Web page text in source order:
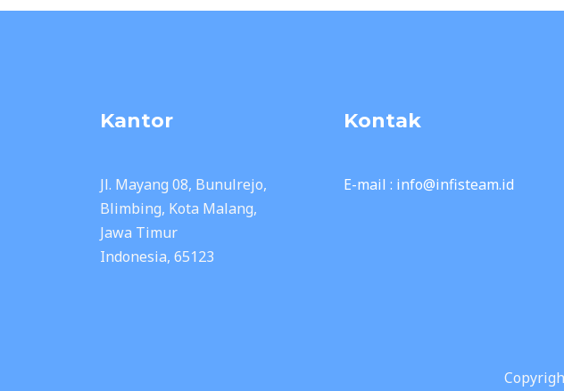
Kantor
Jl. Mayang 08, Bunulrejo,
Blimbing, Kota Malang,
Jawa Timur
Indonesia, 65123
Kontak
E-mail : info@infisteam.id